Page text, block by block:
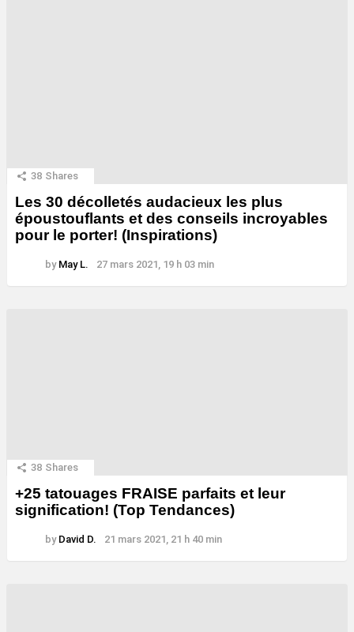
38 Shares
Les 30 décolletés audacieux les plus
époustouflants et des conseils incroyables
pour le porter! (Inspirations)
by May L. 27 mars 2021, 19 h 03 min
38 Shares
+25 tatouages ​​FRAISE parfaits et leur
signification! (Top Tendances)
by David D. 21 mars 2021, 21 h 40 min